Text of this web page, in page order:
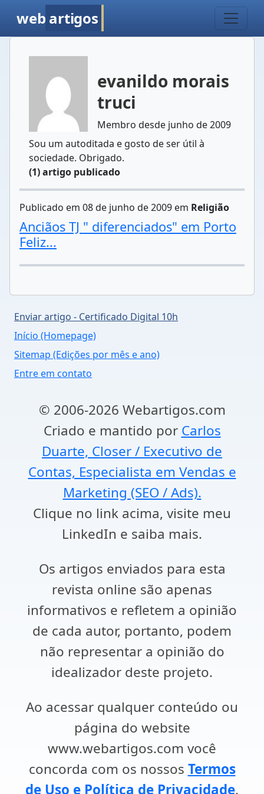
web artigos
evanildo morais
truci
Membro desde junho de 2009
Sou um autoditada e gosto de ser útil à
sociedade. Obrigado.
(1) artigo publicado
Publicado em 08 de junho de 2009 em Religião
Anciãos TJ " diferenciados" em Porto
Feliz...
Enviar artigo - Certificado Digital 10h
Início (Homepage)
Sitemap (Edições por mês e ano)
Entre em contato
© 2006-2026 Webartigos.com
Criado e mantido por Carlos
Duarte, Closer / Executivo de
Contas, Especialista em Vendas e
Marketing (SEO / Ads).
Clique no link acima, visite meu
LinkedIn e saiba mais.
Os artigos enviados para esta
revista online são apenas
informativos e refletem a opinião
de cada autor, portanto, podem
não representar a opinião do
idealizador deste projeto.
Ao acessar qualquer conteúdo ou
página do website
www.webartigos.com você
concorda com os nossos Termos
de Uso e Política de Privacidade.